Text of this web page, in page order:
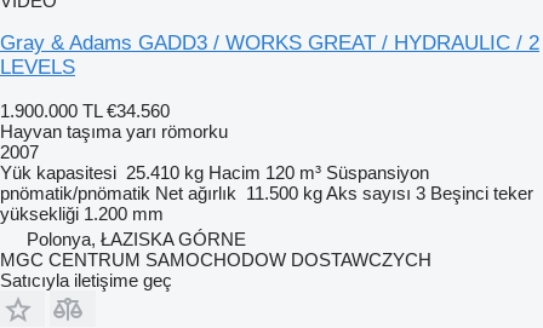
Gray & Adams GADD3 / WORKS GREAT / HYDRAULIC / 2
LEVELS
1.900.000 TL €34.560
Hayvan taşıma yarı römorku
2007
Yük kapasitesi 25.410 kg Hacim 120 m³ Süspansiyon
pnömatik/pnömatik Net ağırlık 11.500 kgAks sayısı 3 Beşinci teker
yüksekliği 1.200 mm
Polonya, ŁAZISKA GÓRNE
MGC CENTRUM SAMOCHODOW DOSTAWCZYCH
Satıcıyla iletişime geç